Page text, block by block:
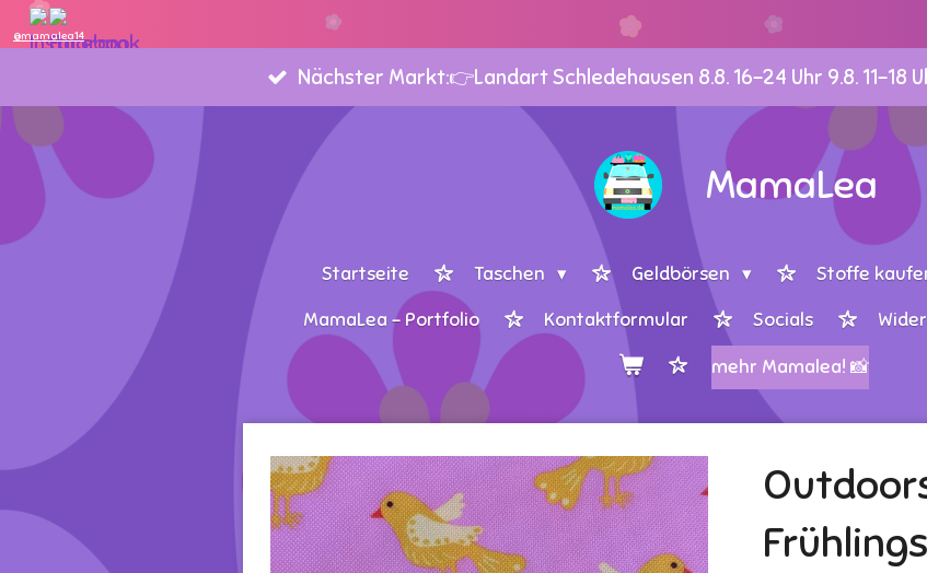
@mamalea14
Zum
springen
Nächster Markt:👉Landart Schledehausen 8.8. 16-24 Uhr 9.8. 11-18
MamaLea
Startseite Taschen Geldbörsen Stoffe
MamaLea - Portfolio
Kontaktformular Socials
mehr Mamalea! 📸